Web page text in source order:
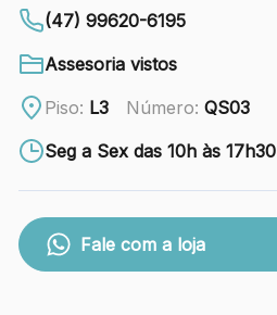
Ver local
Chamar Uber
(47) 99620-6195
Assesoria vistos
Piso: L3 Número: QS03
Seg a Sex das 10h às 17h30
Fale com a loja